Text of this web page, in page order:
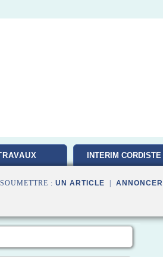
INTERIM CORDISTE
: UN ARTICLE ANNONCER